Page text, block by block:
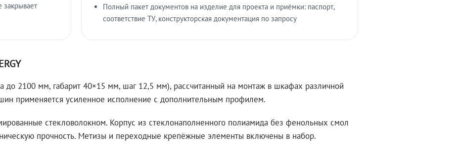
закрывает
Полный пакет документов на изделие для проекта и приёмки: паспорт,
соответствие ТУ, конструкторская документация по запросу
2100 мм, габарит 40×15 мм, шаг 12,5 мм), рассчитанный на монтаж в шкафах различной
применяется усиленное исполнение с дополнительным профилем.
стекловолокном. Корпус из стеклонаполненного полиамида без фенольных смол
прочность. Метизы и переходные крепёжные элементы включены в набор.